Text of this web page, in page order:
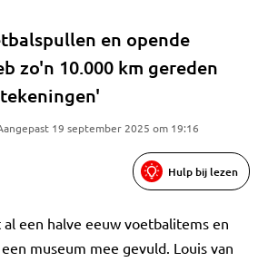
en opende
zo'n 10.000 km gereden
19 september 2025 om 19:16
Hulp bij lezen
al een halve eeuw voetbalitems en
museum mee gevuld. Louis van